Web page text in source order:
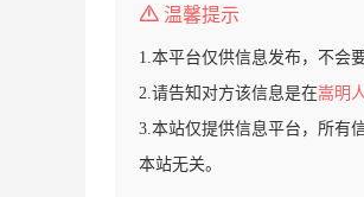
温馨提示
1.本平台仅供信息发布，不会
2.请告知对方该信息是在嵩明
3.本站仅提供信息平台，所有
本站无关。